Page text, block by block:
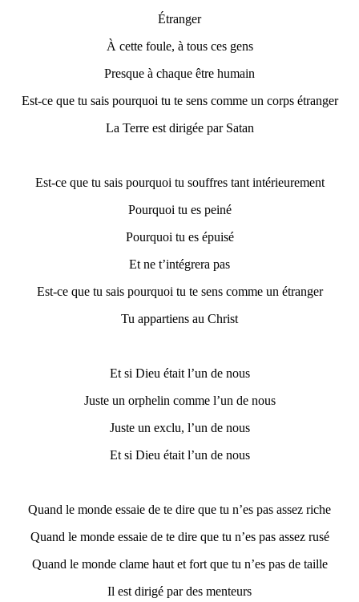
Étranger
À cette foule, à tous ces gens
Presque à chaque être humain
Est-ce que tu sais pourquoi tu te sens comme un corps étranger
La Terre est dirigée par Satan
Est-ce que tu sais pourquoi tu souffres tant intérieurement
Pourquoi tu es peiné
Pourquoi tu es épuisé
Et ne t’intégrera pas
Est-ce que tu sais pourquoi tu te sens comme un étranger
Tu appartiens au Christ
Et si Dieu était l’un de nous
Juste un orphelin comme l’un de nous
Juste un exclu, l’un de nous
Et si Dieu était l’un de nous
Quand le monde essaie de te dire que tu n’es pas assez riche
Quand le monde essaie de te direque tu n’es pas assez rusé
Quand le monde clame haut et fort que tu n’es pas de taille
Il est dirigé par des menteurs